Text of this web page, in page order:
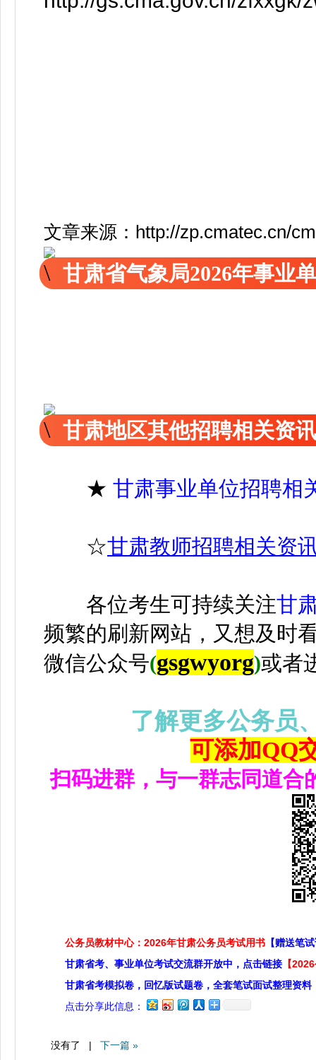
文章来源：http://zp.cmatec.cn/
甘肃省气象局2026年事业
甘肃地区其他招聘相关资
★ 甘肃事业单位招聘相
☆甘肃教师招聘相关资
各位考生可持续关注甘
频繁的刷新网站，又想及时
微信公众号(gsgwyorg)或者
了解更多公务员
可添加QQ
扫码进群，与一群志同道合
公务员教材中心：2026年甘肃公务员考试用书 【赠送笔
甘肃省考、事业单位考试交流群开放中，点击链接 【
甘肃省考模拟卷，回忆版试题卷，全套笔试面试整理资料
点击分享此信息：
没有了 | 下一篇 »